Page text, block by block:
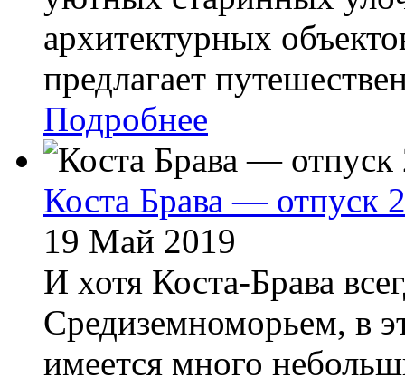
архитектурных
предлагает
Подробнее
Коста Брава — отпуск
19 Май 2019
И хотя Коста-Брава
Средиземноморьем, в
имеется много